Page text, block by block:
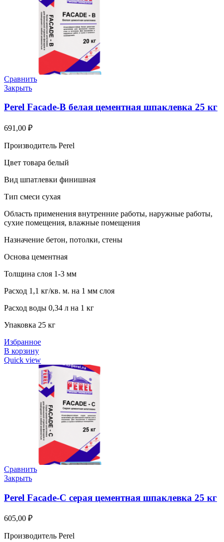
Сравнить
Закрыть
Perel Facade-B белая цементная шпаклевка 25 кг
691,00 ₽
Производитель Perel
Цвет товара белый
Вид шпатлевки финишная
Тип смеси сухая
Область применения внутренние работы, наружные работы,
сухие помещения, влажные помещения
Назначение бетон, потолки, стены
Основа цементная
Толщина слоя 1-3 мм
Расход 1,1 кг/кв. м. на 1 мм слоя
Расход воды 0,34 л на 1 кг
Упаковка 25 кг
Избранное
В корзину
Quick view
Сравнить
Закрыть
Perel Facade-C серая цементная шпаклевка 25 кг
605,00 ₽
Производитель Perel